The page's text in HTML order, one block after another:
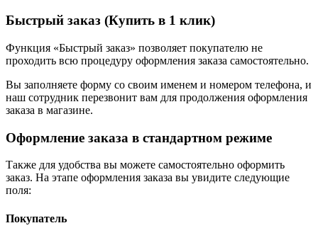
Быстрый заказ (Купить в 1 клик)
Функция «Быстрый заказ» позволяет покупателю не
проходить всю процедуру оформления заказа самостоятельно.
Вы заполняете форму со своим именем и номером телефона, и
наш сотрудник перезвонит вам для продолжения оформления
заказа в магазине.
Оформление заказа в стандартном режиме
Также для удобства вы можете самостоятельно оформить
заказ. На этапе оформления заказа вы увидите следующие
поля:
Покупатель